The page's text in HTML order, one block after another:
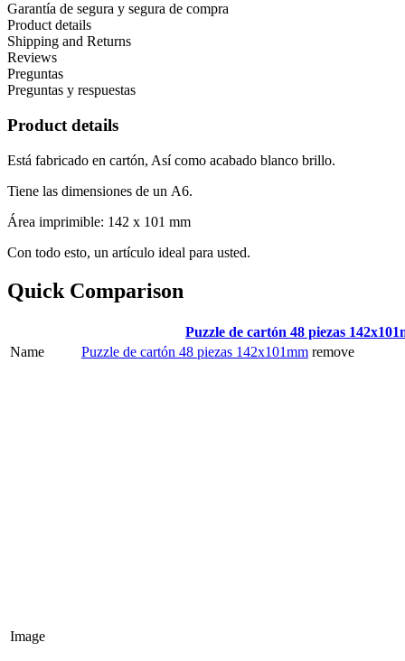
Garantía de segura y segura de compra
Product details
Shipping and Returns
Reviews
Preguntas
Preguntas y respuestas
Product details
Está fabricado en cartón, Así como acabado blanco brillo.
Tiene las dimensiones de un A6.
Área imprimible: 142 x 101 mm
Con todo esto, un artículo ideal para usted.
Quick Comparison
Puzzle de cartón 48 piezas
Name
Puzzle de cartón 48 piezas 142x101mm remove
Image